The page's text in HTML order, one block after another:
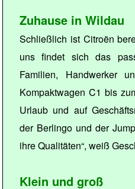
Zuhause in Wildau
Schließlich ist Citroën
uns findet sich das
Familien, Handwerker
Kompaktwagen C1 bis
Urlaub und auf
der Berlingo und der
ihre Qualitäten“, weiß
Klein und groß